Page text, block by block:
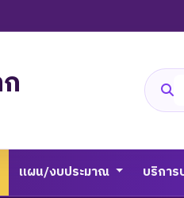
ค้นห
แผน/งบประมาณ บริการ